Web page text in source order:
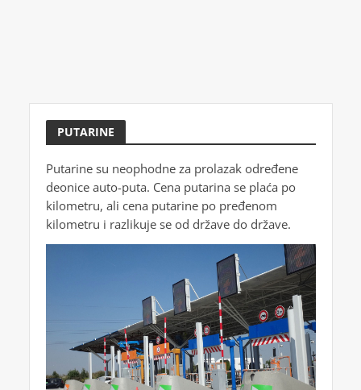
PUTARINE
Putarine su neophodne za prolazak određene
deonice auto-puta. Cena putarina se plaća po
kilometru, ali cena putarine po pređenom
kilometru i razlikuje se od države do države.